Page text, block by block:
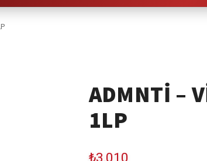
ADMNTI –
1LP